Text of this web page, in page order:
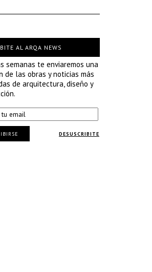
AL ARQA NEWS
semanas te enviaremos una
de las obras y noticias más
de arquitectura, diseño y
DESUSCRIBITE